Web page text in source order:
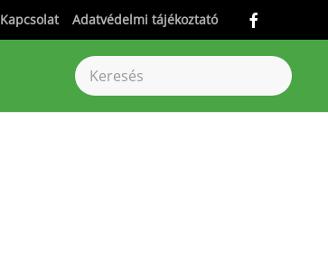
Kapcsolat Adatvédelmi tájékoztató